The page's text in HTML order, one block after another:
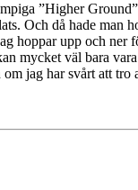
”Higher
Och då hade man
hoppar upp och
mycket väl bara
jag har svårt att